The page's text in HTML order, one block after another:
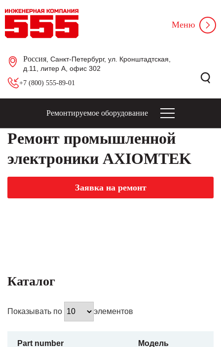
Россия , Санкт-Петербург, ул. Кронштадтская,
д.11, литер А, офис 302
+7 (800) 555-89-01
Меню
Ремонтируемое оборудование
Ремонт промышленной
электроники AXIOMTEK
Заявка на ремонт
Каталог
Показывать по элементов
Part number Модель